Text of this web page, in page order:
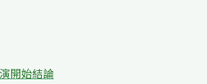
開始結論